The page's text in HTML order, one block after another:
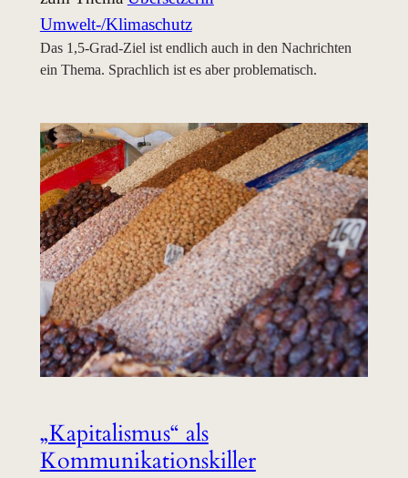
Umwelt-/Klimaschutz
Das 1,5-Grad-Ziel ist endlich auch in den Nachrichten
ein Thema. Sprachlich ist es aber problematisch.
„Kapitalismus“ als
Kommunikationskiller